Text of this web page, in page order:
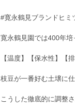
#寛永鶴見ブランドヒ
寛永鶴見園では400年
【温度】【保水性】【
枝豆が一番好む土壌に
こうした徹底的に調整